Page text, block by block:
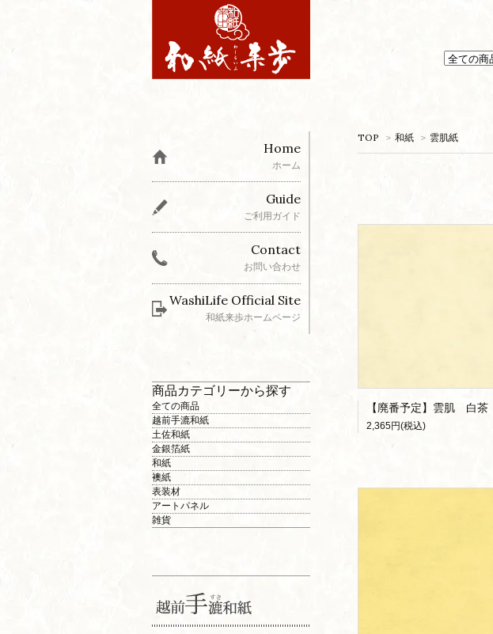
TOP > 和紙 > 雲肌紙
【廃番予定】雲肌 白茶
2,365円(税込)
Home
ホーム
Guide
ご利用ガイド
Contact
お問い合わせ
WashiLife Official Site
和紙来歩ホームページ
商品カテゴリーから探す
全ての商品
越前手漉和紙
土佐和紙
金銀箔紙
和紙
襖紙
表装材
アートパネル
雑貨